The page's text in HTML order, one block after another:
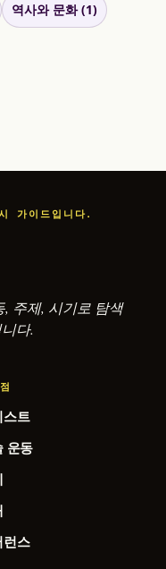
역사와 문화 (1)
가이드입니다.
, 주제, 시기로 탐색
다.
스트
운동
스